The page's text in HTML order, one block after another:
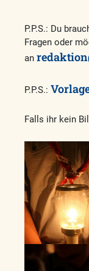
P.P.S.: Du
Fragen oder
an
P.P.S.:
Falls ihr kein